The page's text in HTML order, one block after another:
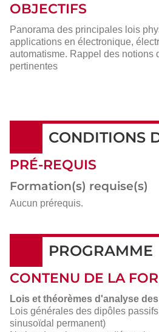
OBJECTIFS
Panorama des principales lois
applications en électronique,
automatisme. Rappel des notions
pertinentes
CONDITIONS
PRÉ-REQUIS
Formation(s) requise(s)
Aucun prérequis.
PROGRAMME
CONTENU DE LA
Lois et théorèmes d'analyse
Lois générales des dipôles
sinusoïdal permanent)